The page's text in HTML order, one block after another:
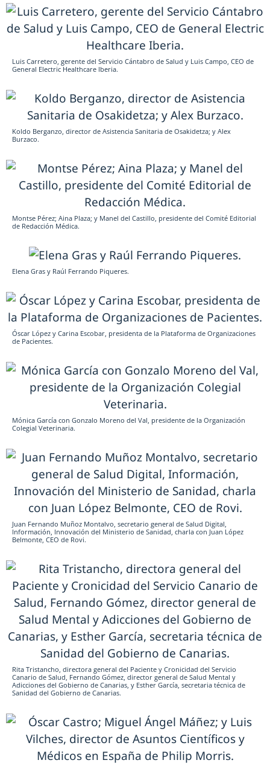
Luis Carretero, gerente del Servicio Cántabro de Salud y Luis Campo, CEO de
General Electric Healthcare Iberia.
Koldo Berganzo, director de Asistencia Sanitaria de Osakidetza; y Alex
Burzaco.
Montse Pérez; Aina Plaza; y Manel del Castillo, presidente del Comité Editorial
de Redacción Médica.
Elena Gras y Raúl Ferrando Piqueres.
Óscar López y Carina Escobar, presidenta de la Plataforma de Organizaciones
de Pacientes.
Mónica García con Gonzalo Moreno del Val, presidente de la Organización
Colegial Veterinaria.
Juan Fernando Muñoz Montalvo, secretario general de Salud Digital,
Información, Innovación del Ministerio de Sanidad, charla con Juan López
Belmonte, CEO de Rovi.
Rita Tristancho, directora general del Paciente y Cronicidad del Servicio
Canario de Salud, Fernando Gómez, director general de Salud Mental y
Adicciones del Gobierno de Canarias, y Esther García, secretaria técnica de
Sanidad del Gobierno de Canarias.